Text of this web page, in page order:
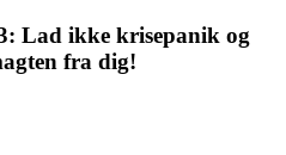
Lad ikke krisepanik og
fra dig!